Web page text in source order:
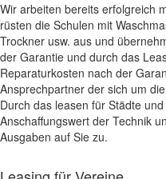
Wir arbeiten bereits erfolgreich
rüsten die Schulen mit
Trockner usw. aus und
der Garantie und durch das
Reparaturkosten nach der
Ansprechpartner der sich um
Durch das leasen für Städte
Anschaffungswert der Technik
Ausgaben auf Sie zu.